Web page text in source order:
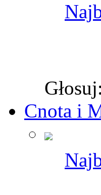
Głosuj:
Cnota i